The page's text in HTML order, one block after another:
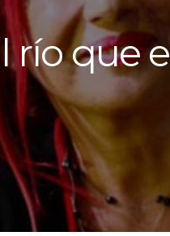
río que